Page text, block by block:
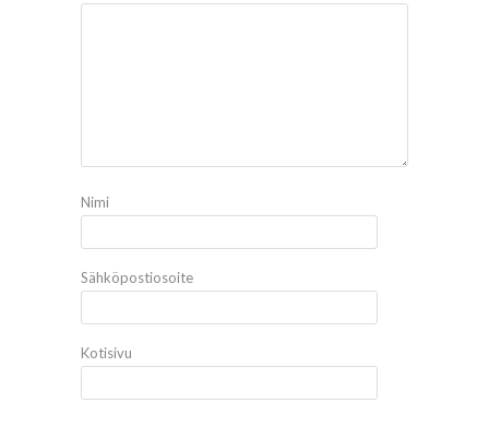
Nimi
Sähköpostiosoite
Kotisivu